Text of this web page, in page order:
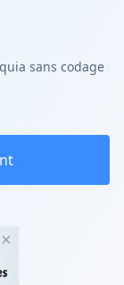
sans codage